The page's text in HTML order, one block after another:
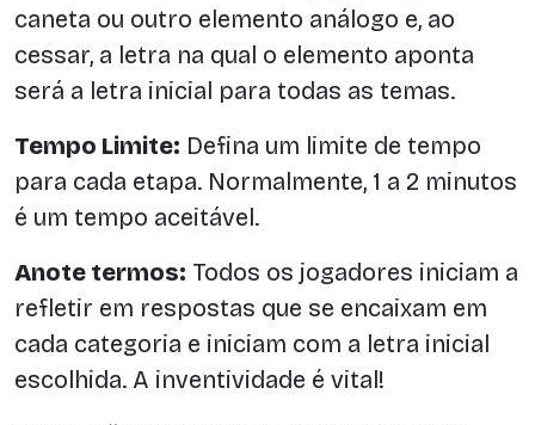
caneta ou outro elemento análogo e, ao
cessar, a letra na qual o elemento aponta
será a letra inicial para todas as temas.
Tempo Limite: Defina um limite de tempo
para cada etapa. Normalmente, 1 a 2 minutos
é um tempo aceitável.
Anote termos: Todos os jogadores iniciam a
refletir em respostas que se encaixam em
cada categoria e iniciam com a letra inicial
escolhida. A inventividade é vital!